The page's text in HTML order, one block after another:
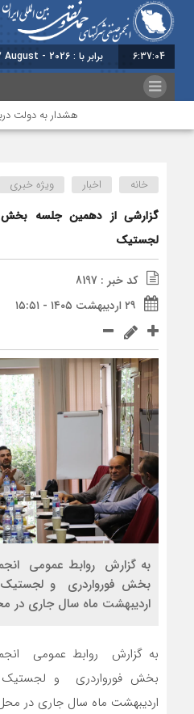
6:37:05 برابر با : Friday - 7 August - 2026
هشدار به دولت
خانه اخبار ویژه خبری
گزارشی از دهمین جلسه
لجستیک
کد خبر : 8197
۲۹ اردیبهشت ۱۴۰۵ - ۱۵:۵۱
به گزارش روابط عمومی
بخش فورواردری و
اردیبهشت ماه سال جاری در
به گزارش روابط عمومی
بخش فورواردری و
اردیبهشت ماه سال جاری در